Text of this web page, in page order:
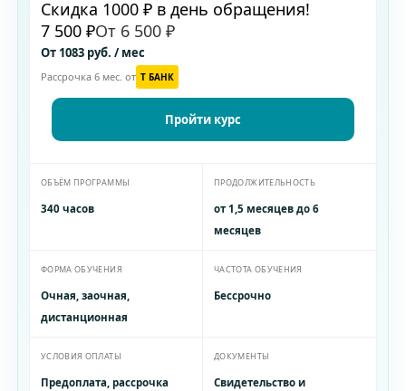
Скидка 1000 ₽ в день обращения!
7 500 ₽От 6 500 ₽
От 1083 руб. / мес
Рассрочка 6 мес. от T БАНК
Пройти курс
ОБЪЁМ ПРОГРАММЫ
340 часов
ПРОДОЛЖИТЕЛЬНОСТЬ
от 1,5 месяцев до 6
месяцев
ФОРМА ОБУЧЕНИЯ
Очная, заочная,
дистанционная
ЧАСТОТА ОБУЧЕНИЯ
Бессрочно
УСЛОВИЯ ОПЛАТЫ
Предоплата, рассрочка
ДОКУМЕНТЫ
Свидетельство и